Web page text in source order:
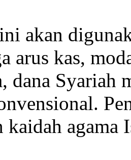
akan
arus kas,
dana Syariah
kaidah agama